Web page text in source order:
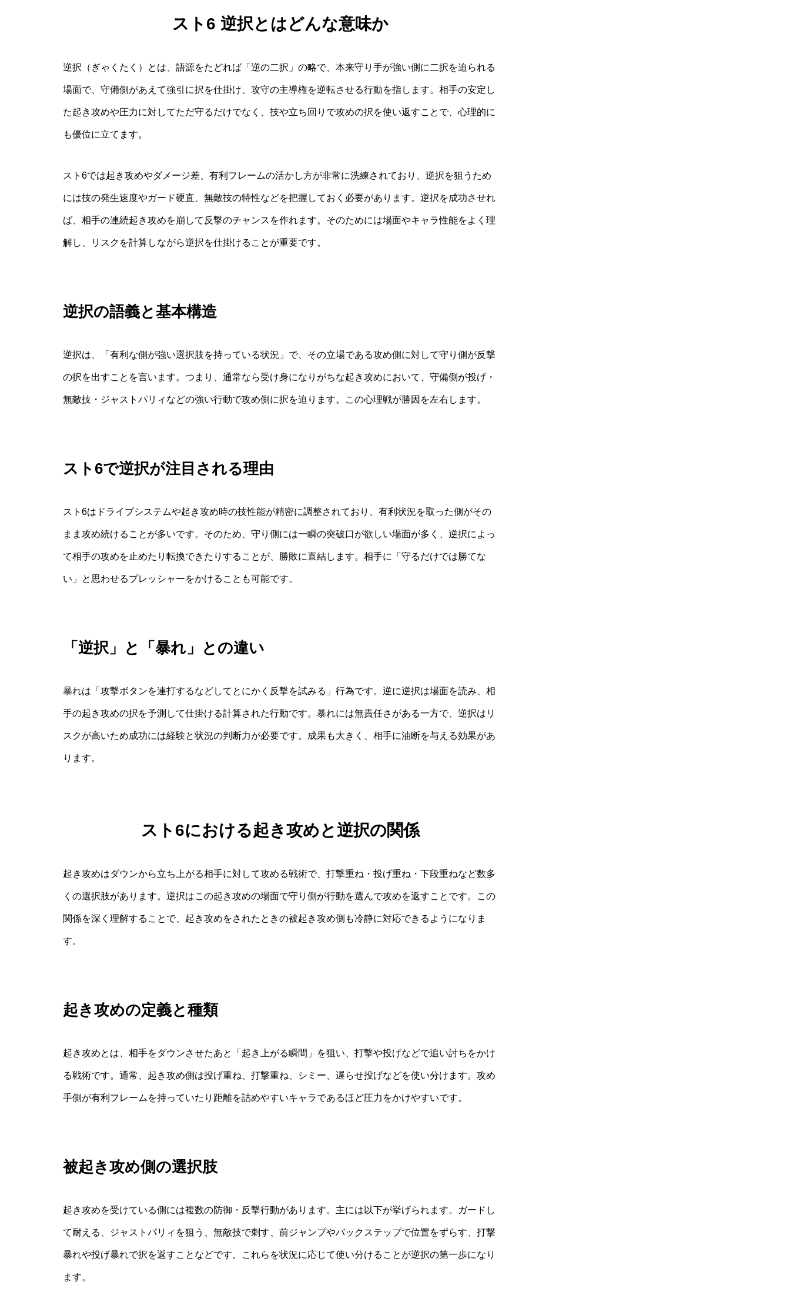
スト6 逆択とはどんな意味か
逆択（ぎゃくたく）とは、語源をたどれば「逆の二択」の略で、本来守り手が強い側に二択を迫られる
場面で、守備側があえて強引に択を仕掛け、攻守の主導権を逆転させる行動を指します。相手の安定し
た起き攻めや圧力に対してただ守るだけでなく、技や立ち回りで攻めの択を使い返すことで、心理的に
も優位に立てます。
スト6では起き攻めやダメージ差、有利フレームの活かし方が非常に洗練されており、逆択を狙うため
には技の発生速度やガード硬直、無敵技の特性などを把握しておく必要があります。逆択を成功させれ
ば、相手の連続起き攻めを崩して反撃のチャンスを作れます。そのためには場面やキャラ性能をよく理
解し、リスクを計算しながら逆択を仕掛けることが重要です。
逆択の語義と基本構造
逆択は、「有利な側が強い選択肢を持っている状況」で、その立場である攻め側に対して守り側が反撃
の択を出すことを言います。つまり、通常なら受け身になりがちな起き攻めにおいて、守備側が投げ・
無敵技・ジャストパリィなどの強い行動で攻め側に択を迫ります。この心理戦が勝因を左右します。
スト6で逆択が注目される理由
スト6はドライブシステムや起き攻め時の技性能が精密に調整されており、有利状況を取った側がその
まま攻め続けることが多いです。そのため、守り側には一瞬の突破口が欲しい場面が多く、逆択によっ
て相手の攻めを止めたり転換できたりすることが、勝敗に直結します。相手に「守るだけでは勝てな
い」と思わせるプレッシャーをかけることも可能です。
「逆択」と「暴れ」との違い
暴れは「攻撃ボタンを連打するなどしてとにかく反撃を試みる」行為です。逆に逆択は場面を読み、相
手の起き攻めの択を予測して仕掛ける計算された行動です。暴れには無責任さがある一方で、逆択はリ
スクが高いため成功には経験と状況の判断力が必要です。成果も大きく、相手に油断を与える効果があ
ります。
スト6における起き攻めと逆択の関係
起き攻めはダウンから立ち上がる相手に対して攻める戦術で、打撃重ね・投げ重ね・下段重ねなど数多
くの選択肢があります。逆択はこの起き攻めの場面で守り側が行動を選んで攻めを返すことです。この
関係を深く理解することで、起き攻めをされたときの被起き攻め側も冷静に対応できるようになりま
す。
起き攻めの定義と種類
起き攻めとは、相手をダウンさせたあと「起き上がる瞬間」を狙い、打撃や投げなどで追い討ちをかけ
る戦術です。通常、起き攻め側は投げ重ね、打撃重ね、シミー、遅らせ投げなどを使い分けます。攻め
手側が有利フレームを持っていたり距離を詰めやすいキャラであるほど圧力をかけやすいです。
被起き攻め側の選択肢
起き攻めを受けている側には複数の防御・反撃行動があります。主には以下が挙げられます。ガードし
て耐える、ジャストパリィを狙う、無敵技で刺す、前ジャンプやバックステップで位置をずらす、打撃
暴れや投げ暴れで択を返すことなどです。これらを状況に応じて使い分けることが逆択の第一歩になり
ます。